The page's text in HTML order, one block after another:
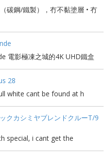
碳鋼/鐵製），冇不黏塗層 • 冇
電影極凍之城的4K UHD鐵盒
28
white cant be found at h
クカシミヤブレンドクルーT/9
special, i cant get the